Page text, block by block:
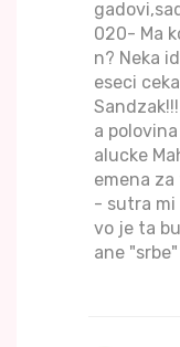
020- Ma
n? Neka
eseci
a
alucke
emena
- sutra mi
vo je ta
ane